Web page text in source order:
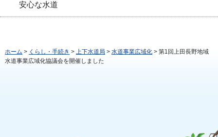
安心な水道
ホーム > くらし・手続き > 上下水道局 > 水道事業広域化 > 第1回上田長野地域
水道事業広域化協議会を開催しました